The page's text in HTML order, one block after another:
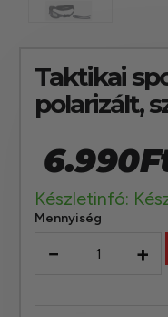
Taktikai
polarizált,
6.990
Készletinfó:
Mennyiség
− +